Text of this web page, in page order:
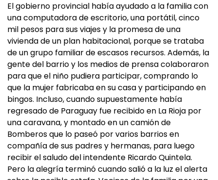
El gobierno provincial había ayudado a la familia con
una computadora de escritorio, una portátil, cinco
mil pesos para sus viajes y la promesa de una
vivienda de un plan habitacional, porque se trataba
de un grupo familiar de escasos recursos. Además, la
gente del barrio y los medios de prensa colaboraron
para que el niño pudiera participar, comprando lo
que la mujer fabricaba en su casa y participando en
bingos. Incluso, cuando supuestamente había
regresado de Paraguay fue recibido en La Rioja por
una caravana, y montado en un camión de
Bomberos que lo paseó por varios barrios en
compañía de sus padres y hermanas, para luego
recibir el saludo del intendente Ricardo Quintela.
Pero la alegría terminó cuando salió a la luz el alerta